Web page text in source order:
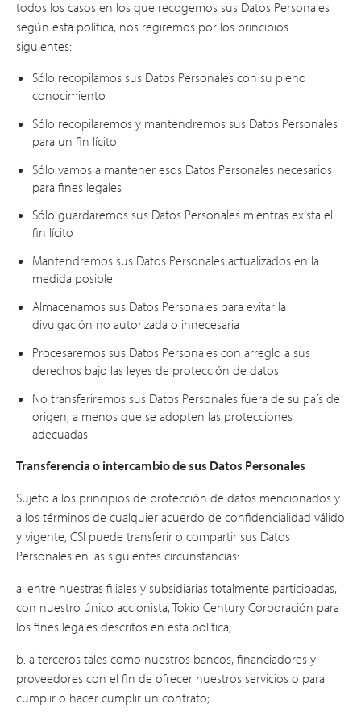
todos los casos en los que recogemos sus Datos Personales
según esta política, nos regiremos por los principios
siguientes:
Sólo recopilamos sus Datos Personales con su pleno
conocimiento
Sólo recopilaremos y mantendremos sus Datos Personales
para un fin lícito
Sólo vamos a mantener esos Datos Personales necesarios
para fines legales
Sólo guardaremos sus Datos Personales mientras exista el
fin lícito
Mantendremos sus Datos Personales actualizados en la
medida posible
Almacenamos sus Datos Personales para evitar la
divulgación no autorizada o innecesaria
Procesaremos sus Datos Personales con arreglo a sus
derechos bajo las leyes de protección de datos
No transferiremos sus Datos Personales fuera de su país de
origen, a menos que se adopten las protecciones
adecuadas
Transferencia o intercambio de sus Datos Personales
Sujeto a los principios de protección de datos mencionados y
a los términos de cualquier acuerdo de confidencialidad válido
y vigente, CSI puede transferir o compartir sus Datos
Personales en las siguientes circunstancias:
a. entre nuestras filiales y subsidiarias totalmente participadas,
con nuestro único accionista, Tokio Century Corporación para
los fines legales descritos en esta política;
b. a terceros tales como nuestros bancos, financiadores y
proveedores con el fin de ofrecer nuestros servicios o para
cumplir o hacer cumplir un contrato;